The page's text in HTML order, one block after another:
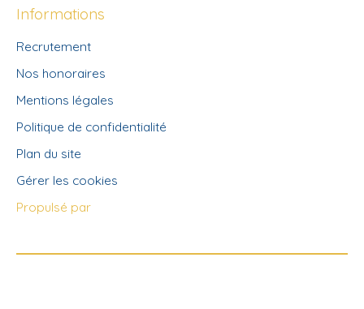
Informations
Recrutement
Nos honoraires
Mentions légales
Politique de confidentialité
Plan du site
Gérer les cookies
Propulsé par